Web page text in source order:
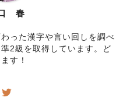
春
った漢字や言い回しを調べ
2級を取得しています。ど
す！